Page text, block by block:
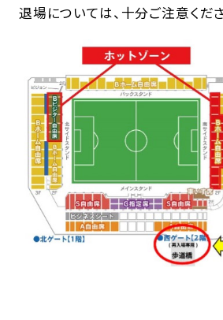
退場については、十分ご注意くださ